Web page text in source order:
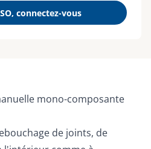
connectez-vous
mono-composante
de joints, de